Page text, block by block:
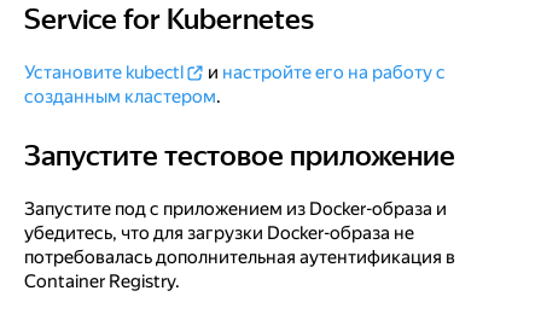
Service for Kubernetes
Установите kubectl и настройте его на работу с
созданным кластером.
Запустите тестовое приложение
Запустите тестовое приложение
Запустите под с приложением из Docker-образа и
убедитесь, что для загрузки Docker-образа не
потребовалась дополнительная аутентификация в
Container Registry.